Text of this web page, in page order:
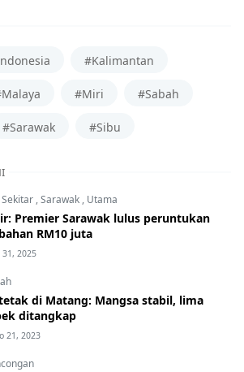
#Kalimantan
#Miri #Sabah
#Sarawak #Sibu
,Sarawak, Utama
Premier Sarawak lulus peruntukan
RM10 juta
31, 2025
di Matang: Mangsa stabil, lima
ditangkap
21, 2023